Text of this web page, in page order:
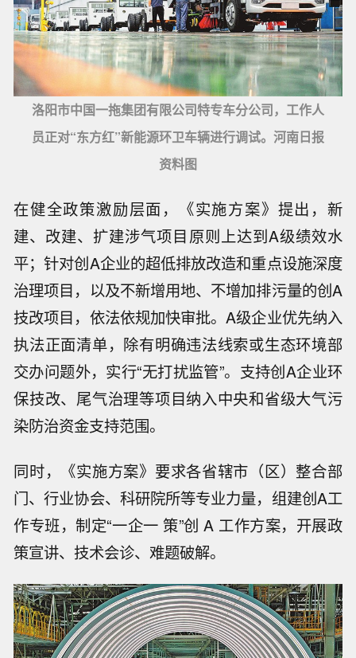
洛阳市中国一拖集团有限公司特专车分公司，工作人
员正对“东方红”新能源环卫车辆进行调试。河南日报
资料图
在健全政策激励层面，《实施方案》提出，新
建、改建、扩建涉气项目原则上达到A级绩效水
平；针对创A企业的超低排放改造和重点设施深度
治理项目，以及不新增用地、不增加排污量的创A
技改项目，依法依规加快审批。A级企业优先纳入
执法正面清单，除有明确违法线索或生态环境部
交办问题外，实行“无打扰监管”。支持创A企业环
保技改、尾气治理等项目纳入中央和省级大气污
染防治资金支持范围。
同时，《实施方案》要求各省辖市（区）整合部
门、行业协会、科研院所等专业力量，组建创A工
作专班，制定“一企一 策”创 A 工作方案，开展政
策宣讲、技术会诊、难题破解。